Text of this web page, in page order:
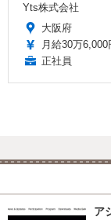
Yts株式会社
大阪府
月給30万
正社員
ア